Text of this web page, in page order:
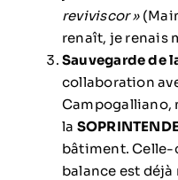
reviviscor »
renaît, je renais
Sauvegarde de
collaboration
Campogalliano,
la
bâtiment. Celle-
balance est